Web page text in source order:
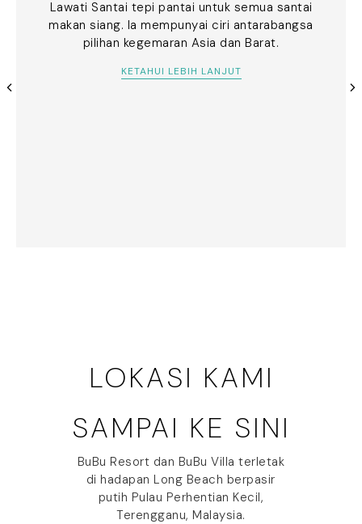
Lawati Santai tepi pantai untuk semua santai
makan siang. Ia mempunyai ciri antarabangsa
pilihan kegemaran Asia dan Barat.
KETAHUI LEBIH LANJUT
LOKASI KAMI
SAMPAI KE SINI
BuBu Resort dan BuBu Villa terletak
di hadapan Long Beach berpasir
putih Pulau Perhentian Kecil,
Terengganu, Malaysia.